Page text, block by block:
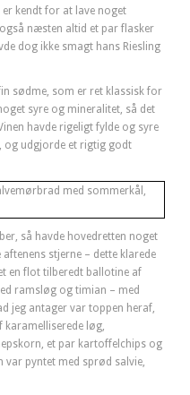
er kendt for at lave noget
næsten altid et par flasker
dog ikke smagt hans Riesling
sødme, som er ret klassisk for
syre og mineralitet, så det
havde rigeligt fylde og syre
og udgjorde et rigtig godt
så havde hovedretten noget
stjerne – dette klarede
en flot tilberedt ballotine af
ramsløg og timian – med
jeg antager var toppen heraf,
løg,
et par kartoffelchips og
var pyntet med sprød salvie,